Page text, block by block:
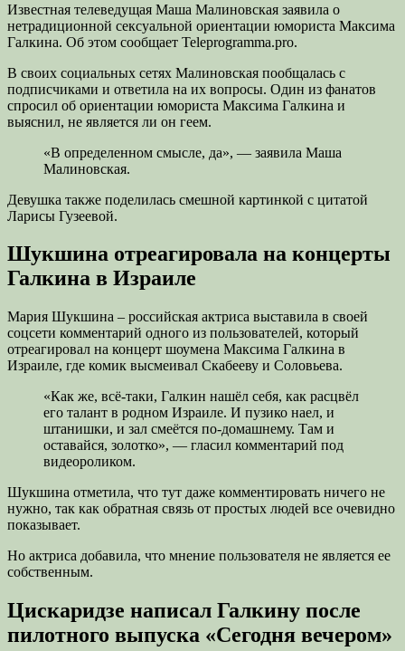
Известная телеведущая Маша Малиновская заявила о
нетрадиционной сексуальной ориентации юмориста Максима
Галкина. Об этом сообщает Teleprogramma.pro.
В своих социальных сетях Малиновская пообщалась с
подписчиками и ответила на их вопросы. Один из фанатов
спросил об ориентации юмориста Максима Галкина и
выяснил, не является ли он геем.
«В определенном смысле, да», — заявила Маша
Малиновская.
Девушка также поделилась смешной картинкой с цитатой
Ларисы Гузеевой.
Шукшина отреагировала на концерты
Галкина в Израиле
Мария Шукшина – российская актриса выставила в своей
соцсети комментарий одного из пользователей, который
отреагировал на концерт шоумена Максима Галкина в
Израиле, где комик высмеивал Скабееву и Соловьева.
«Как же, всё-таки, Галкин нашёл себя, как расцвёл
его талант в родном Израиле. И пузико наел, и
штанишки, и зал смеётся по-домашнему. Там и
оставайся, золотко», — гласил комментарий под
видеороликом.
Шукшина отметила, что тут даже комментировать ничего не
нужно, так как обратная связь от простых людей все очевидно
показывает.
Но актриса добавила, что мнение пользователя не является ее
собственным.
Цискаридзе написал Галкину после
пилотного выпуска «Сегодня вечером»